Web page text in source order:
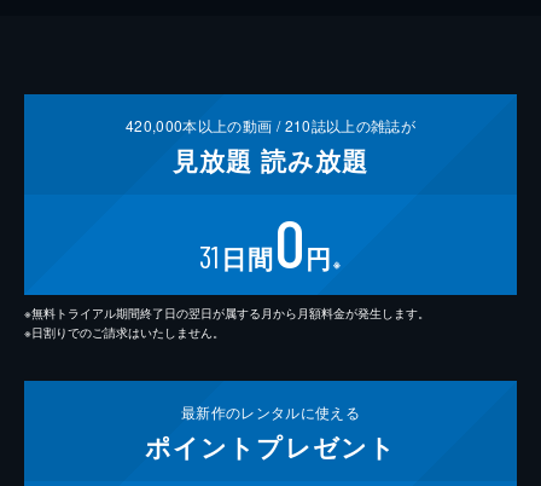
420,000本以上の動画 /210誌以上の雑誌が
見放題 読み放題
31 日間0円 ※
※無料トライアル期間終了日の翌日が属する月から月額料金が発生します。
※日割りでのご請求はいたしません。
最新作のレンタルに使える
ポイント プレゼント